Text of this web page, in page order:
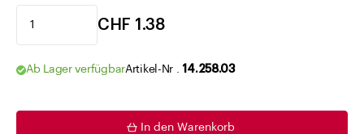
CHF 1.38
Ab Lager verfügbarArtikel-Nr . 14.258.03
In den Warenkorb